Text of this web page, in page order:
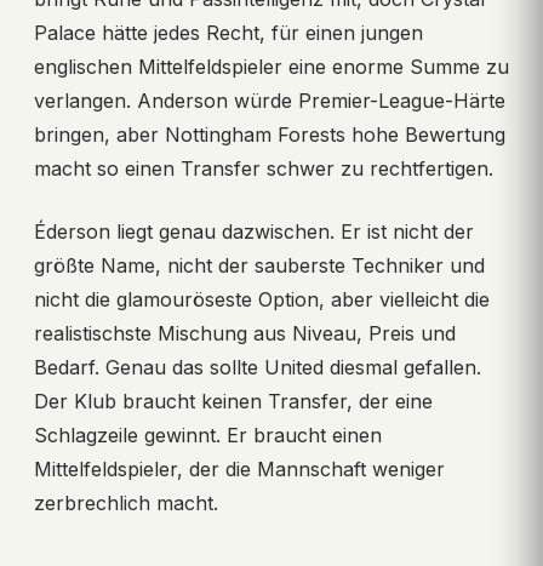
Palace hätte jedes Recht, für einen jungen
englischen Mittelfeldspieler eine enorme Summe zu
verlangen. Anderson würde Premier-League-Härte
bringen, aber Nottingham Forests hohe Bewertung
macht so einen Transfer schwer zu rechtfertigen.
Éderson liegt genau dazwischen. Er ist nicht der
größte Name, nicht der sauberste Techniker und
nicht die glamouröseste Option, aber vielleicht die
realistischste Mischung aus Niveau, Preis und
Bedarf. Genau das sollte United diesmal gefallen.
Der Klub braucht keinen Transfer, der eine
Schlagzeile gewinnt. Er braucht einen
Mittelfeldspieler, der die Mannschaft weniger
zerbrechlich macht.